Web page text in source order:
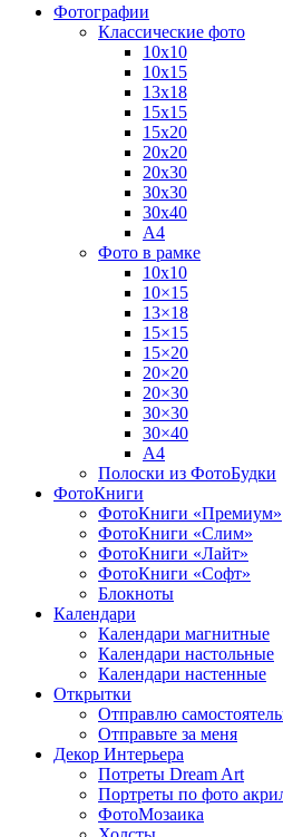
Фотографии
Классические фото
10х10
10х15
13х18
15х15
15х20
20х20
20х30
30х30
30х40
А4
Фото в рамке
10х10
10×15
13×18
15×15
15×20
20×20
20×30
30×30
30×40
A4
Полоски из ФотоБудки
ФотоКниги
ФотоКниги «Премиум»
ФотоКниги «Слим»
ФотоКниги «Лайт»
ФотоКниги «Софт»
Блокноты
Календари
Календари магнитные
Календари настольные
Календари настенные
Открытки
Отправлю
Отправьте за меня
Декор Интерьера
Потреты Dream Art
Портреты по фото
ФотоМозаика